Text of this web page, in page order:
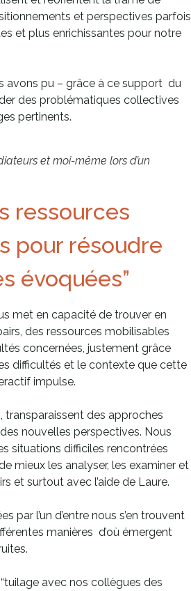
et perspectives parfois
et plus enrichissantes pour notre
avons pu – grâce à ce support du
des problématiques collectives
pertinents.
et moi-même lors d’un
ressources
pour résoudre
évoquées”
met en capacité de trouver en
des ressources mobilisables
concernées, justement grâce
difficultés et le contexte que cette
impulse.
transparaissent des approches
nouvelles perspectives. Nous
situations difficiles rencontrées
mieux les analyser, les examiner et
et surtout avec l’aide de Laure.
par l’un d’entre nous s’en trouvent
manières d’où émergent
avec nos collègues des